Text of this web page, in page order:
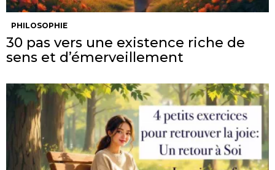
PHILOSOPHIE
30 pas vers une existence riche de
sens et d’émerveillement